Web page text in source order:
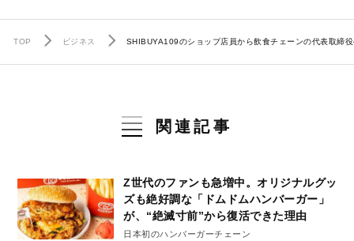
TOP ビジネス SHIBUYA109のショップ店員から飲食チェーンの代表取締
関連記事
Z世代のファンも急増中。オリジナルグッ
ズも絶好調な「ドムドムハンバーガー」
が、“絶滅寸前”から復活できた理由
日本初のハンバーガーチェーン